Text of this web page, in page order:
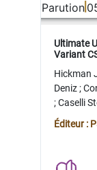
Parution
Ultimate
Variant
Hickman
Deniz;
;Caselli
Juan
Éditeur :